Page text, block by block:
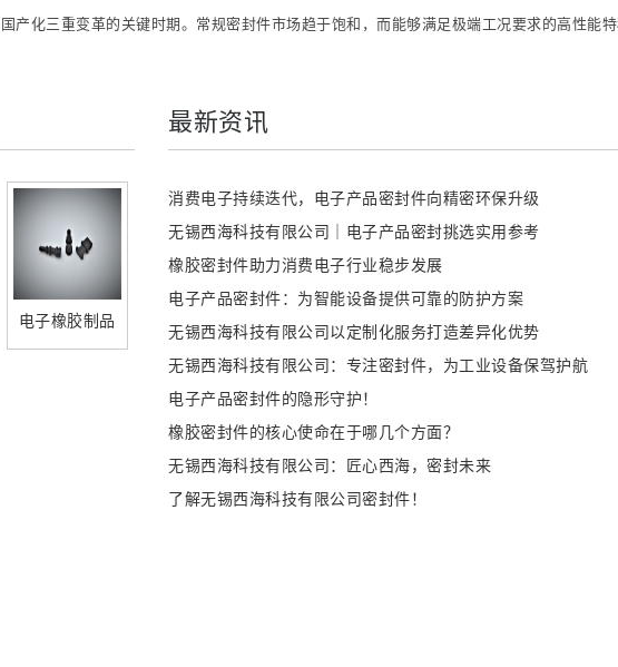
产化三重变革的关键时期。常规密封件市场趋于饱和，而能够满足极端工况要求的高性能
电子橡胶制品
最新资讯
消费电子持续迭代，电子产品密封件向精密环保升级
无锡西海科技有限公司｜电子产品密封挑选实用参考
橡胶密封件助力消费电子行业稳步发展
电子产品密封件：为智能设备提供可靠的防护方案
无锡西海科技有限公司以定制化服务打造差异化优势
无锡西海科技有限公司：专注密封件，为工业设备保驾护航
电子产品密封件的隐形守护！
橡胶密封件的核心使命在于哪几个方面？
无锡西海科技有限公司：匠心西海，密封未来
了解无锡西海科技有限公司密封件！